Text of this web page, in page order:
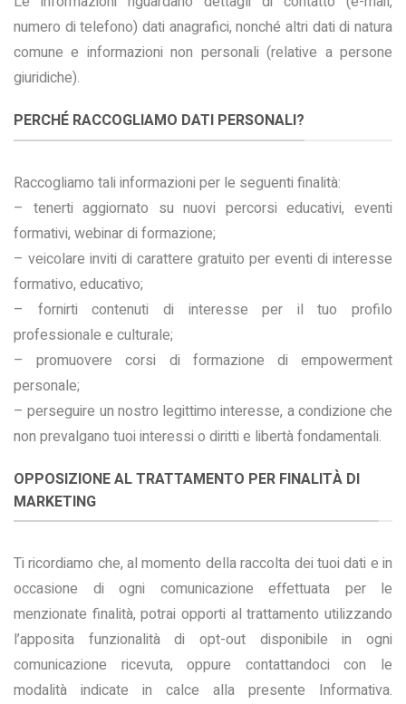
numero di telefono) dati anagrafici, nonché altri dati di natura
comune e informazioni non personali (relative a persone
giuridiche).
PERCHÉ RACCOGLIAMO DATI PERSONALI?
Raccogliamo tali informazioni per le seguenti finalità:
– tenerti aggiornato su nuovi percorsi educativi, eventi
formativi, webinar di formazione;
– veicolare inviti di carattere gratuito per eventi di interesse
formativo, educativo;
– fornirti contenuti di interesse per il tuo profilo
professionale e culturale;
– promuovere corsi di formazione di empowerment
personale;
– perseguire un nostro legittimo interesse, a condizione che
non prevalgano tuoi interessi o diritti e libertà fondamentali.
OPPOSIZIONE AL TRATTAMENTO PER FINALITÀ DI
MARKETING
Ti ricordiamo che, al momento della raccolta dei tuoi dati e in
occasione di ogni comunicazione effettuata per le
menzionate finalità, potrai opporti al trattamento utilizzando
l’apposita funzionalità di opt-out disponibile in ogni
comunicazione ricevuta, oppure contattandoci con le
modalità indicate in calce alla presente Informativa.